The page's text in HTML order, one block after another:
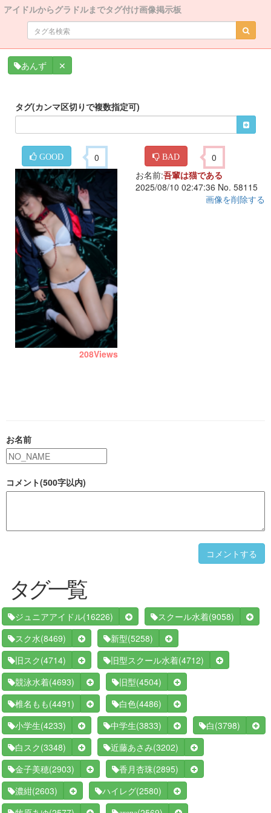
アイドルからグラドルまでタグ付け画像掲示板
あんず ✕
タグ(カンマ区切りで複数指定可)
GOOD 0 BAD 0
208Views
お名前:吾輩は猫である
2025/08/10 02:47:36 No. 58115
画像を削除する
お名前
コメント(500字以内)
コメントする
タグ一覧
ジュニアアイドル(16226) スクール水着(9058)
スク水(8469) 新型(5258)
旧スク (4714) 旧型スクール水着(4712)
競泳水着(4693) 旧型(4504)
椎名もも (4491) 白色(4486)
小学生(4233) 中学生(3833) 白 (3798)
白スク (3348) 近藤あさみ(3202)
金子美穂(2903) 香月杏珠(2895)
濃紺(2603) ハイレグ(2580)